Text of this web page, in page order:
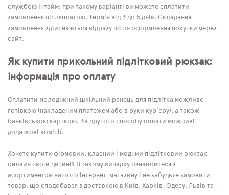
службою Інтайм: при такому варіанті ви можете сплатити
замовлення післяплатою. Термін від 3 до 5 днів. Складання
замовлення здійснюється відразу після оформлення покупки через
сайт.
Як купити прикольний підлітковий рюкзак:
інформація про оплату
Сплатити молодіжний шкільний ранець для підлітка можливо
готівкою (накладеним платежем або в руки кур'єру), а також
банківською карткою. За другого способу оплати можливі
додаткові комісії.
Хочете купити фірмовий, класний і модний підлітковий рюкзак
онлайн своїй дитині? В такому випадку ознайомтеся з
асортиментом нашого інтернет-магазину і не забудьте замовити
товар, що сподобався з доставкою в Київ, Харків, Одесу, Львів та